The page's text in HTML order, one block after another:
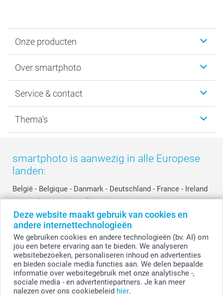
Deze website maakt gebruik van cookies en
andere internettechnologieën
We gebruiken cookies en andere technologieën (bv. AI) om
jou een betere ervaring aan te bieden. We analyseren
websitebezoeken, personaliseren inhoud en advertenties
en bieden sociale media functies aan. We delen bepaalde
informatie over websitegebruik met onze analytische -,
sociale media - en advertentiepartners. Je kan meer
nalezen over ons cookiebeleid hier.
Onze producten
Fotoboeken
Fotocadeaus
Kaarten
Over smartphoto
Vacatures
Bestelproces
Privacy
Cookiebeleid
Reviews
Prijslijst
Investor Relations
Service & contact
Tevredenheidsgarantie
smartbonus
smartfriends
service@smartphoto.nl
Affiliate partnerprogramma
Partnerships
Influencer partnerprogramma
Thema's
Moederdag
Vaderdag
Huwelijk
smartphoto is aanwezig in alle Europese
landen:
België - Belgique - Danmark - Deutschland - France - Ireland
- Nederland - Norge - Österreich - Schweiz - Suisse -
Switzerland - Suomi - Sverige - United Kingdom -
Other Countries
Alle prijzen zijn in EURO (€) inclusief BTW en exclusief verzendkosten.